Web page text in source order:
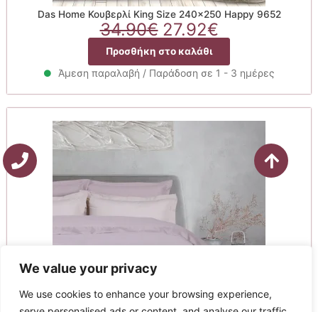
We value your privacy
We use cookies to enhance your browsing experience,
Das Home Κουβερλί King Size 240×250 Happy 9652
34.90€ Original
price
was:
34.90€.
27.92€Η
τρέχουσα
τιμή
είναι:
27.92€.
Προσθήκη στο καλάθι
Άμεση παραλαβή / Παράδοση σε 1 - 3 ημέρες